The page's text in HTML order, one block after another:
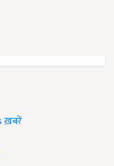
ख़बरें